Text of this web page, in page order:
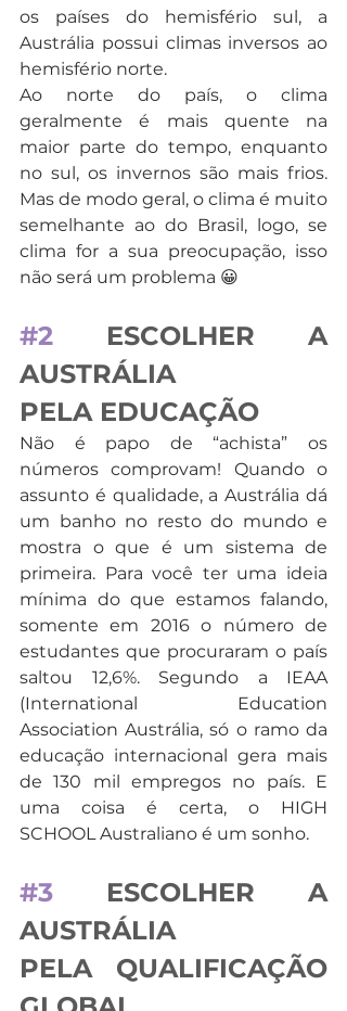
os países do hemisfério sul, a
Austrália possui climas inversos ao
hemisfério norte.
Ao norte do país, o clima
geralmente é mais quente na
maior parte do tempo, enquanto
no sul, os invernos são mais frios.
Mas de modo geral, o clima é muito
semelhante ao do Brasil, logo, se
clima for a sua preocupação, isso
não será um problema 😀
#2 ESCOLHER A
AUSTRÁLIA
PELA EDUCAÇÃO
Não é papo de “achista” os
números comprovam! Quando o
assunto é qualidade, a Austrália dá
um banho no resto do mundo e
mostra o que é um sistema de
primeira. Para você ter uma ideia
mínima do que estamos falando,
somente em 2016 o número de
estudantes que procuraram o país
saltou 12,6%. Segundo a IEAA
(International Education
Association Austrália, só o ramo da
educação internacional gera mais
de 130 mil empregos no país. E
uma coisa é certa, o HIGH
SCHOOL Australiano é um sonho.
#3 ESCOLHER A
AUSTRÁLIA
PELA QUALIFICAÇÃO